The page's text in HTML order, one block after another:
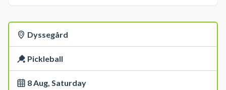
Dyssegård
Pickleball
8 Aug, Saturday